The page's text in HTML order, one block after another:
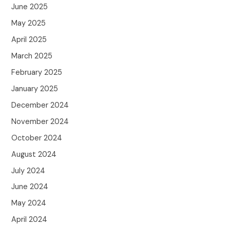
June 2025
May 2025
April 2025
March 2025
February 2025
January 2025
December 2024
November 2024
October 2024
August 2024
July 2024
June 2024
May 2024
April 2024